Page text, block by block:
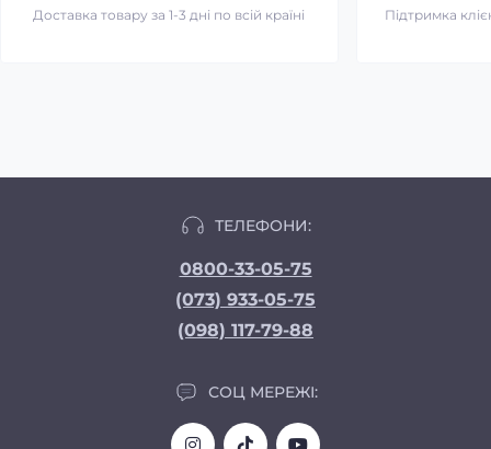
Доставка товару за 1-3 дні по всій країні Підтримка
ТЕЛЕФОНИ:
0800-33-05-75
(073) 933-05-75
(098) 117-79-88
СОЦ МЕРЕЖІ: